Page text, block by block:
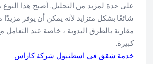
على حدة لمزيد من التحليل. أصبح هذا النوع
شائعًا بشكل متزايد لأنه يمكن أن يوفر مزيدًا
مقارنة بالطرق اليدوية ، خاصة عند التعامل
كبيرة.
خدمة شقق في اسطنبول شركة كاراس